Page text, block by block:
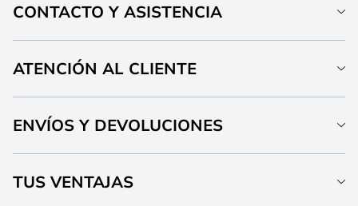
CONTACTO Y ASISTENCIA
ATENCIÓN AL CLIENTE
ENVÍOS Y DEVOLUCIONES
TUS VENTAJAS